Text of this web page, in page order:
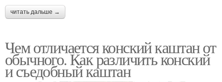
читать дальше →
Чем отличается конский каштан от
обычного. Как различить конский
и съедобный каштан